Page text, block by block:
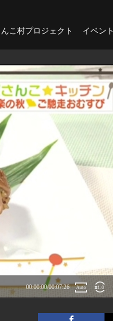
こ村プロジェクト イベント